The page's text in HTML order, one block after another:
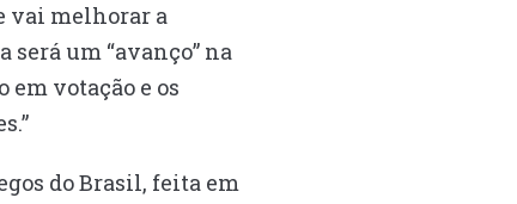
vai melhorar a
um “avanço” na
em votação e os
do Brasil, feita em